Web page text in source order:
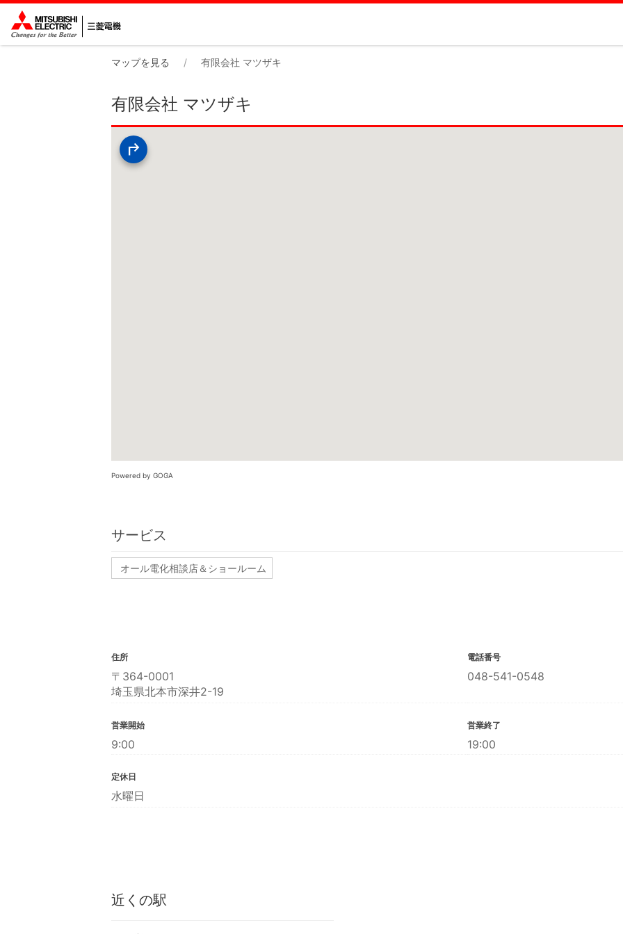
マップを見る 有限会社 マツザキ
有限会社 マツザキ
Powered by GOGA
サービス
オール電化相談店＆ショールーム
住所
〒364-0001
埼玉県北本市深井2-19
電話番号
048-541-0548
営業開始
9:00
営業終了
19:00
定休日
水曜日
近くの駅